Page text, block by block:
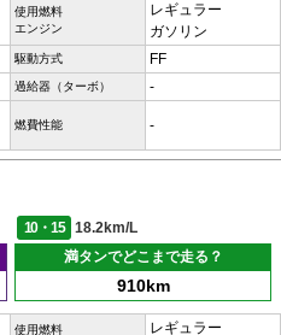
使用燃料
エンジン
レギュラー
ガソリン
駆動方式 FF
過給器（ターボ） -
燃費性能 -
10・15
18.2km/L
満タンでどこまで走る？
910km
使用燃料
レギュラー